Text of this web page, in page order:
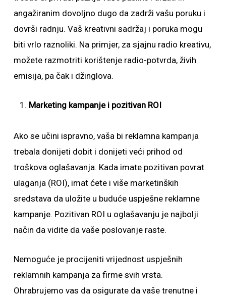
angažiranim dovoljno dugo da zadrži vašu poruku i
dovrši radnju. Vaš kreativni sadržaj i poruka mogu
biti vrlo raznoliki. Na primjer, za sjajnu radio kreativu,
možete razmotriti korištenje radio-potvrda, živih
emisija, pa čak i džinglova.
Marketing kampanje i pozitivan ROI
Ako se učini ispravno, vaša bi reklamna kampanja
trebala donijeti dobit i donijeti veći prihod od
troškova oglašavanja. Kada imate pozitivan povrat
ulaganja (ROI), imat ćete i više marketinških
sredstava da uložite u buduće uspješne reklamne
kampanje. Pozitivan ROI u oglašavanju je najbolji
način da vidite da vaše poslovanje raste.
Nemoguće je procijeniti vrijednost uspješnih
reklamnih kampanja za firme svih vrsta.
Ohrabrujemo vas da osigurate da vaše trenutne i